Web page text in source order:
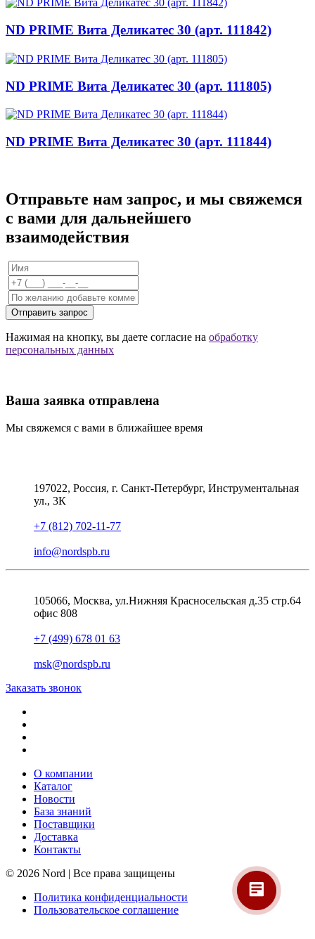
ND PRIME Вита Деликатес 30 (арт. 111842)
ND PRIME Вита Деликатес 30 (арт. 111805)
ND PRIME Вита Деликатес 30 (арт. 111844)
Отправьте нам запрос, и мы свяжемся
с вами для дальнейшего
взаимодействия
Отправить запрос
Нажимая на кнопку, вы даете согласие на обработку
персональных данных
Ваша заявка отправлена
Мы свяжемся с вами в ближайшее время
197022, Россия, г. Санкт-Петербург, Инструментальная
ул., 3К
+7 (812) 702-11-77
info@nordspb.ru
105066, Москва, ул.Нижняя Красносельская д.35 стр.64
офис 808
+7 (499) 678 01 63
msk@nordspb.ru
Заказать звонок
О компании
Каталог
Новости
База знаний
Поставщики
Доставка
Контакты
© 2026 Nord | Все права защищены
Политика конфиденциальности
Пользовательское соглашение